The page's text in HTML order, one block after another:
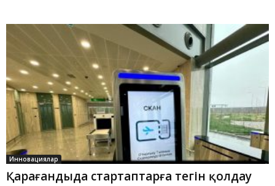
Инновациялар
Қарағандыда стартаптарға тегін қолдау